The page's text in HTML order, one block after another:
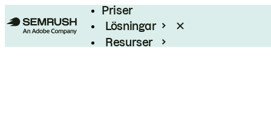
Priser
Lösningar
Resurser